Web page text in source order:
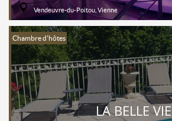
Vendeuvre-du-Poitou, Vienne
Chambre d'hôtes
LA BELLE VIE